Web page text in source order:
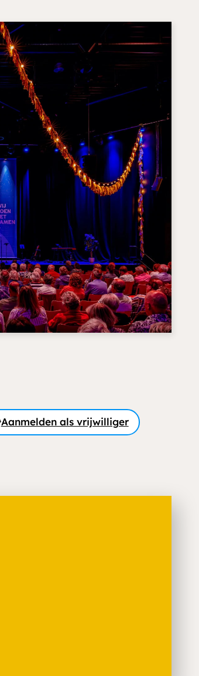
Aanmelden als vrijwilliger